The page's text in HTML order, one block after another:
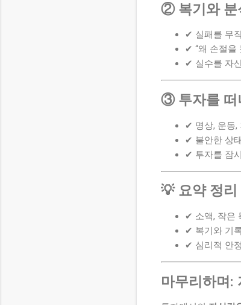
② 복기와 분
✔ 실패를 무
✔ “왜 손절을
✔ 실수를 자
③ 투자를 떠
✔ 명상, 운동,
✔ 불안한 상
✔ 투자를 잠
💡 요약 정리
✔ 소액, 작은
✔ 복기와 기
✔ 심리적 안
마무리하며: